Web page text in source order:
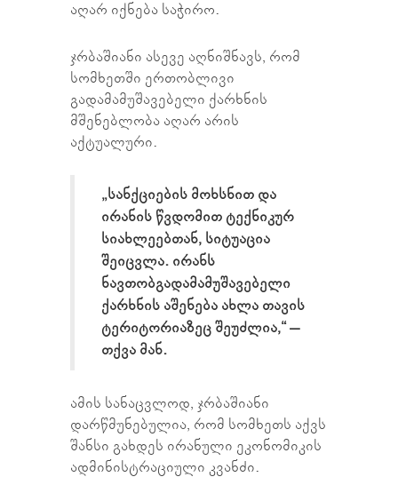
აღარ იქნება საჭირო.
ჯრბაშიანი ასევე აღნიშნავს, რომ
სომხეთში ერთობლივი
გადამამუშავებელი ქარხნის
მშენებლობა აღარ არის
აქტუალური.
„სანქციების მოხსნით და
ირანის წვდომით ტექნიკურ
სიახლეებთან, სიტუაცია
შეიცვლა. ირანს
ნავთობგადამამუშავებელი
ქარხნის აშენება ახლა თავის
ტერიტორიაზეც შეუძლია,“ –
თქვა მან.
ამის სანაცვლოდ, ჯრბაშიანი
დარწმუნებულია, რომ სომხეთს აქვს
შანსი გახდეს ირანული ეკონომიკის
ადმინისტრაციული კვანძი.